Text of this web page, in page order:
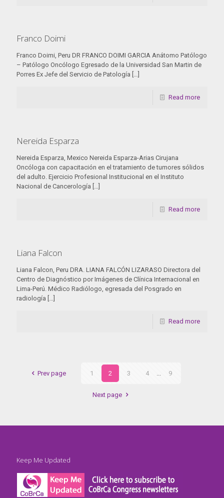
Franco Doimi
Franco Doimi, Peru DR FRANCO DOIMI GARCIA Anátomo Patólogo
– Patólogo Oncólogo Egresado de la Universidad San Martin de
Porres Ex Jefe del Servicio de Patología […]
Read more
Nereida Esparza
Nereida Esparza, Mexico Nereida Esparza-Arias Cirujana
Oncóloga con capacitación en el tratamiento de tumores sólidos
del adulto. Ejercicio Profesional Institucional en el Instituto
Nacional de Cancerología […]
Read more
Liana Falcon
Liana Falcon, Peru DRA. LIANA FALCÓN LIZARASO Directora del
Centro de Diagnóstico por Imágenes de Clínica Internacional en
Lima-Perú. Médico Radiólogo, egresada del Posgrado en
radiología […]
Read more
Prev page 1 2 3 4 ... 9
Next page
Keep Me Updated